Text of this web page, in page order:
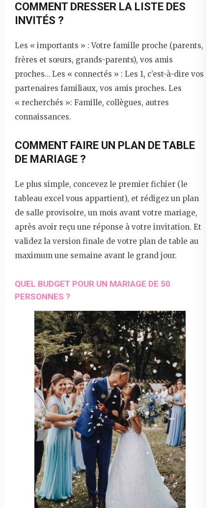
COMMENT DRESSER LA LISTE DES
INVITÉS ?
Les « importants » : Votre famille proche (parents,
frères et sœurs, grands-parents), vos amis
proches… Les « connectés » : Les 1, c’est-à-dire vos
partenaires familiaux, vos amis proches. Les
« recherchés »: Famille, collègues, autres
connaissances.
COMMENT FAIRE UN PLAN DE TABLE
DE MARIAGE ?
Le plus simple, concevez le premier fichier (le
tableau excel vous appartient), et rédigez un plan
de salle provisoire, un mois avant votre mariage,
après avoir reçu une réponse à votre invitation. Et
validez la version finale de votre plan de table au
maximum une semaine avant le grand jour.
QUEL BUDGET POUR UN MARIAGE DE 50
PERSONNES ?